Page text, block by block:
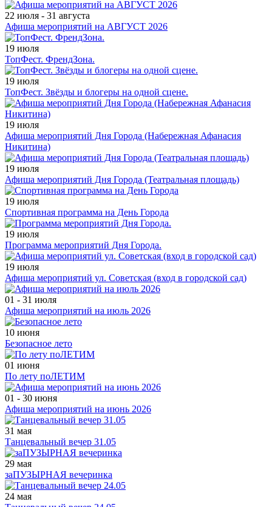
22 июля - 31 августа
Афиша мероприятий на АВГУСТ 2026
19 июля
ТопФест. ФрендЗона.
19 июля
ТопФест. Звёзды и блогеры на одной сцене.
19 июля
Афиша мероприятий Дня Города (Набережная Афанасия
Никитина)
19 июля
Афиша мероприятий Дня Города (Театральная площадь)
19 июля
Спортивная программа на День Города
19 июля
Программа мероприятий Дня Города.
19 июля
Афиша мероприятий ул. Советская (вход в городской сад)
01 - 31 июля
Афиша мероприятий на июль 2026
10 июня
Безопасное лето
01 июня
По лету поЛЕТИМ
01 - 30 июня
Афиша мероприятий на июнь 2026
31 мая
Танцевальный вечер 31.05
29 мая
заПУЗЫРНАЯ вечеринка
24 мая